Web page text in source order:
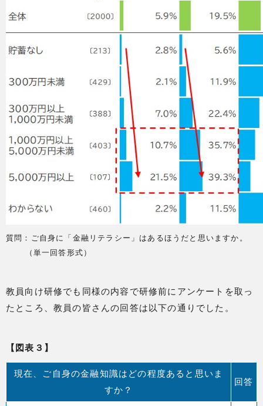
質問：ご自身に「金融リテラシー」はあるほうだと思いますか。
（単一回答形式）
教員向け研修でも同様の内容で研修前にアンケートを取っ
たところ、教員の皆さんの回答は以下の通りでした。
【図表３】
現在、ご自身の金融知識はどの程度あると思いま
すか？
回答